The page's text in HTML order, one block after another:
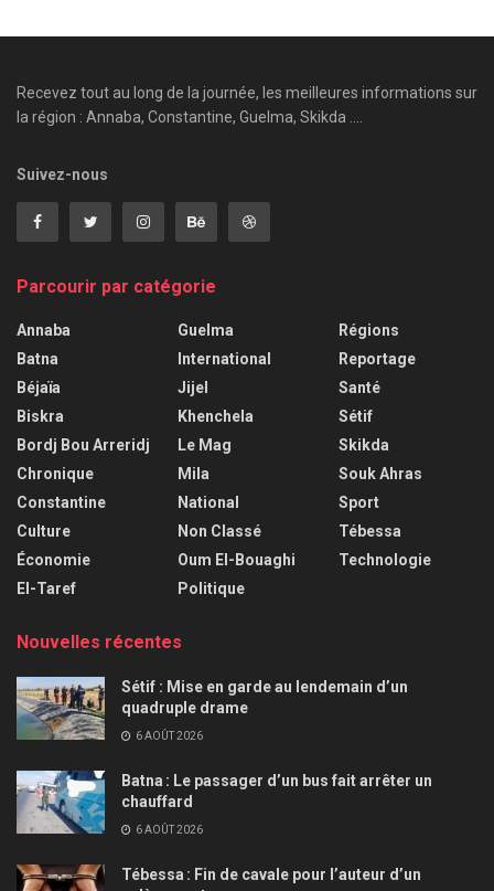
Recevez tout au long de la journée, les meilleures informations sur
la région : Annaba, Constantine, Guelma, Skikda ....
Suivez-nous
Parcourir par catégorie
Annaba
Batna
Béjaïa
Biskra
Bordj Bou Arreridj
Chronique
Constantine
Culture
Économie
El-Taref
Guelma
International
Jijel
Khenchela
Le Mag
Mila
National
Non Classé
Oum El-Bouaghi
Politique
Régions
Reportage
Santé
Sétif
Skikda
Souk Ahras
Sport
Tébessa
Technologie
Nouvelles récentes
Sétif : Mise en garde au lendemain d’un
quadruple drame
6 AOÛT 2026
Batna : Le passager d’un bus fait arrêter un
chauffard
6 AOÛT 2026
Tébessa : Fin de cavale pour l’auteur d’un